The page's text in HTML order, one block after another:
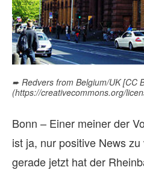
➨ Redvers from Belgium/UK [CC
(https://creativecommons.org/
Bonn – Einer meiner der
ist ja, nur positive News
gerade jetzt hat der